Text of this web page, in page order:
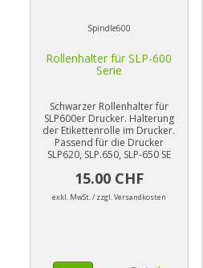
Spindle600
Rollenhalter für SLP-600
Serie
Schwarzer Rollenhalter für
SLP600er Drucker. Halterung
der Etikettenrolle im Drucker.
Passend für die Drucker
SLP620, SLP.650, SLP-650 SE
15.00 CHF
exkl. MwSt. / zzgl. Versandkosten